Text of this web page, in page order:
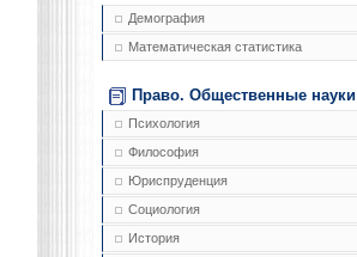
Демография
Математическая статистика
Право. Общественные науки
Психология
Философия
Юриспруденция
Социология
История